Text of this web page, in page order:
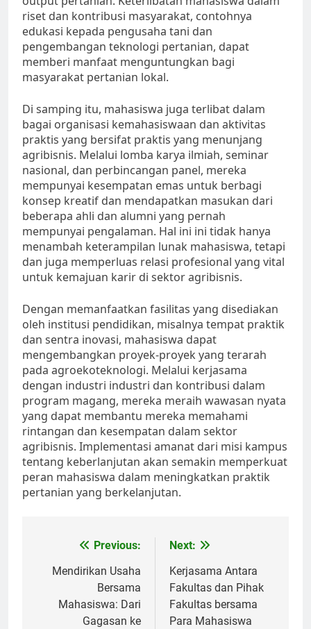
riset dan kontribusi masyarakat, contohnya
edukasi kepada pengusaha tani dan
pengembangan teknologi pertanian, dapat
memberi manfaat menguntungkan bagi
masyarakat pertanian lokal.
Di samping itu, mahasiswa juga terlibat dalam
bagai organisasi kemahasiswaan dan aktivitas
praktis yang bersifat praktis yang menunjang
agribisnis. Melalui lomba karya ilmiah, seminar
nasional, dan perbincangan panel, mereka
mempunyai kesempatan emas untuk berbagi
konsep kreatif dan mendapatkan masukan dari
beberapa ahli dan alumni yang pernah
mempunyai pengalaman. Hal ini ini tidak hanya
menambah keterampilan lunak mahasiswa, tetapi
dan juga memperluas relasi profesional yang vital
untuk kemajuan karir di sektor agribisnis.
Dengan memanfaatkan fasilitas yang disediakan
oleh institusi pendidikan, misalnya tempat praktik
dan sentra inovasi, mahasiswa dapat
mengembangkan proyek-proyek yang terarah
pada agroekoteknologi. Melalui kerjasama
dengan industri industri dan kontribusi dalam
program magang, mereka meraih wawasan nyata
yang dapat membantu mereka memahami
rintangan dan kesempatan dalam sektor
agribisnis. Implementasi amanat dari misi kampus
tentang keberlanjutan akan semakin memperkuat
peran mahasiswa dalam meningkatkan praktik
pertanian yang berkelanjutan.
navigation
Previous:
Mendirikan Usaha
Bersama
Mahasiswa: Dari
Gagasan ke
Next:
Kerjasama Antara
Fakultas dan Pihak
Fakultas bersama
Para Mahasiswa